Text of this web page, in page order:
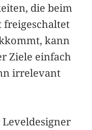
die beim
freigeschaltet
kann
Ziele einfach
irrelevant